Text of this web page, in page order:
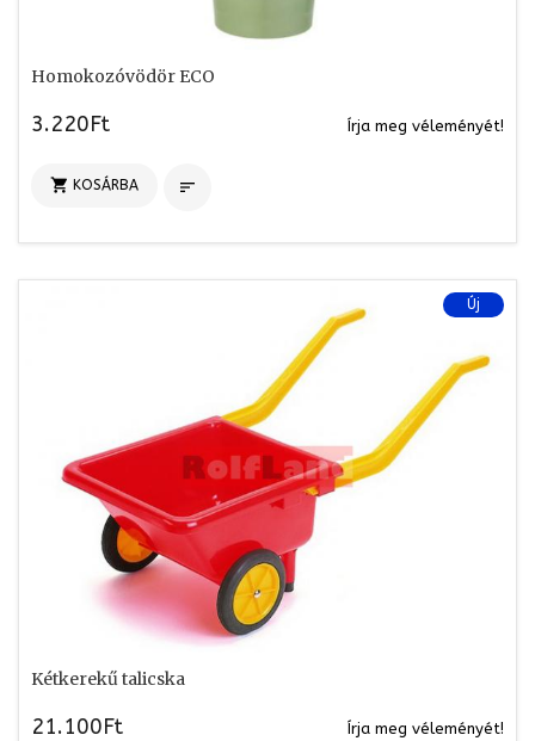
Homokozóvödör ECO
3.220Ft Írja meg véleményét!
 KOSÁRBA 
Új
Kétkerekű talicska
21.100Ft Írja meg véleményét!